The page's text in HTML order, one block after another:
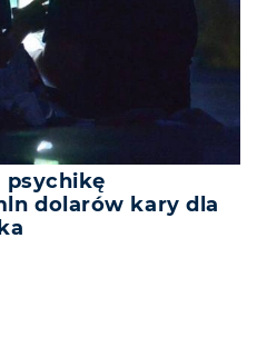
psychikę
dolarów kary dla